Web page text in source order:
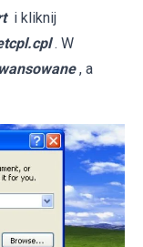
i kliknij
. W
, a